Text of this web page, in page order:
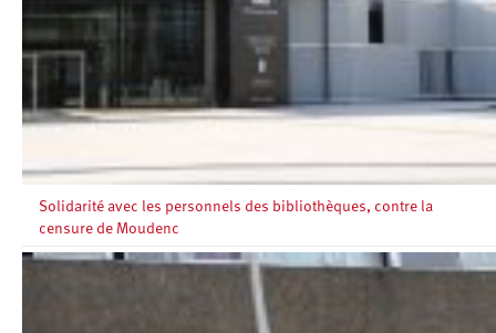
Solidarité avec les personnels des bibliothèques, contre la
censure de Moudenc